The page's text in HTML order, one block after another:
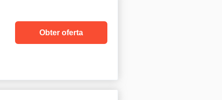
Obter oferta